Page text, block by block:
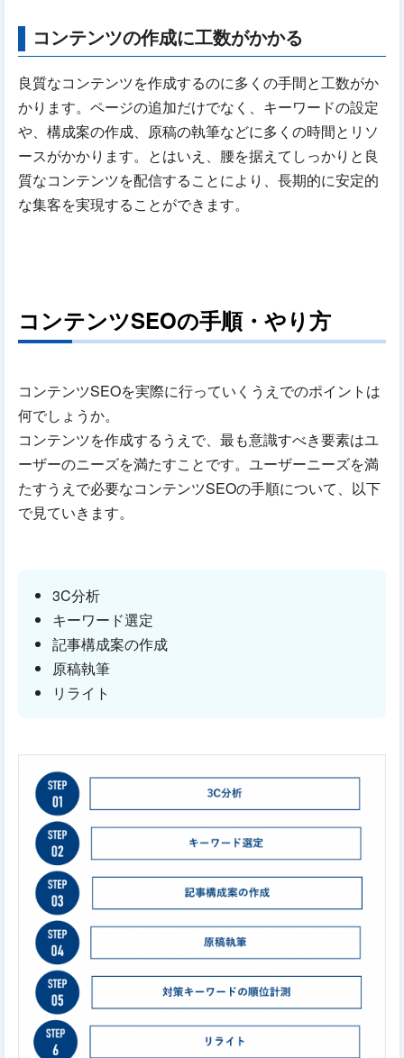
コンテンツの作成に工数がかかる
良質なコンテンツを作成するのに多くの手間と工数がか
かります。ページの追加だけでなく、キーワードの設定
や、構成案の作成、原稿の執筆などに多くの時間とリソ
ースがかかります。とはいえ、腰を据えてしっかりと良
質なコンテンツを配信することにより、長期的に安定的
な集客を実現することができます。
コンテンツSEOの手順・やり方
コンテンツSEOを実際に行っていくうえでのポイントは
何でしょうか。
コンテンツを作成するうえで、最も意識すべき要素はユ
ーザーのニーズを満たすことです。ユーザーニーズを満
たすうえで必要なコンテンツSEOの手順について、以下
で見ていきます。
3C分析
キーワード選定
記事構成案の作成
原稿執筆
リライト